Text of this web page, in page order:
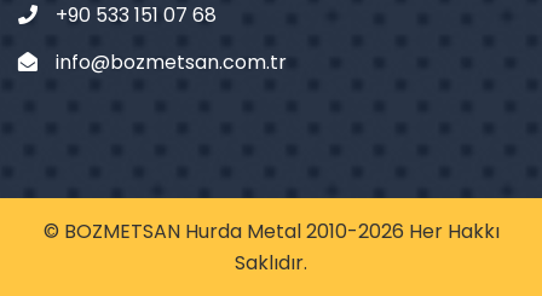
+90 533 151 07 68
info@bozmetsan.com.tr
© BOZMETSAN Hurda Metal 2010-2026 Her Hakkı
Saklıdır.